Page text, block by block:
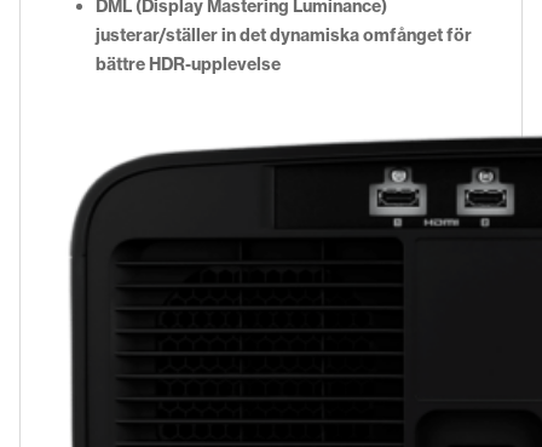
DML (Display Mastering Luminance)
justerar/ställer in det dynamiska omfånget för
bättre HDR-upplevelse